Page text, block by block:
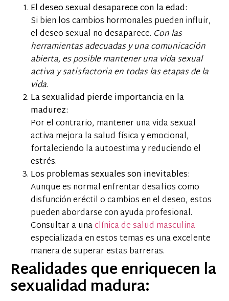
El deseo sexual desaparece con la edad:
Si bien los cambios hormonales pueden influir,
el deseo sexual no desaparece. Con las
herramientas adecuadas y una comunicación
abierta, es posible mantener una vida sexual
activa y satisfactoria en todas las etapas de la
vida.
La sexualidad pierde importancia en la
madurez:
Por el contrario, mantener una vida sexual
activa mejora la salud física y emocional,
fortaleciendo la autoestima y reduciendo el
estrés.
Los problemas sexuales son inevitables:
Aunque es normal enfrentar desafíos como
disfunción eréctil o cambios en el deseo, estos
pueden abordarse con ayuda profesional.
Consultar a unaclínica de salud masculina
especializada en estos temas es una excelente
manera de superar estas barreras.
Realidades que enriquecen la
sexualidad madura: